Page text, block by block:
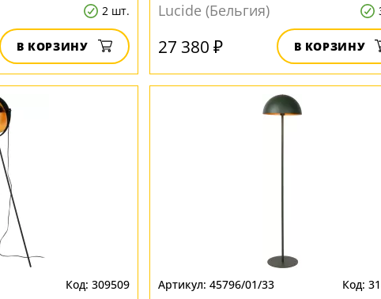
2 шт.
В КОРЗИНУ
Lucide (Бельгия)
27 380 ₽ В КОРЗИНУ
309509 45796/01/33